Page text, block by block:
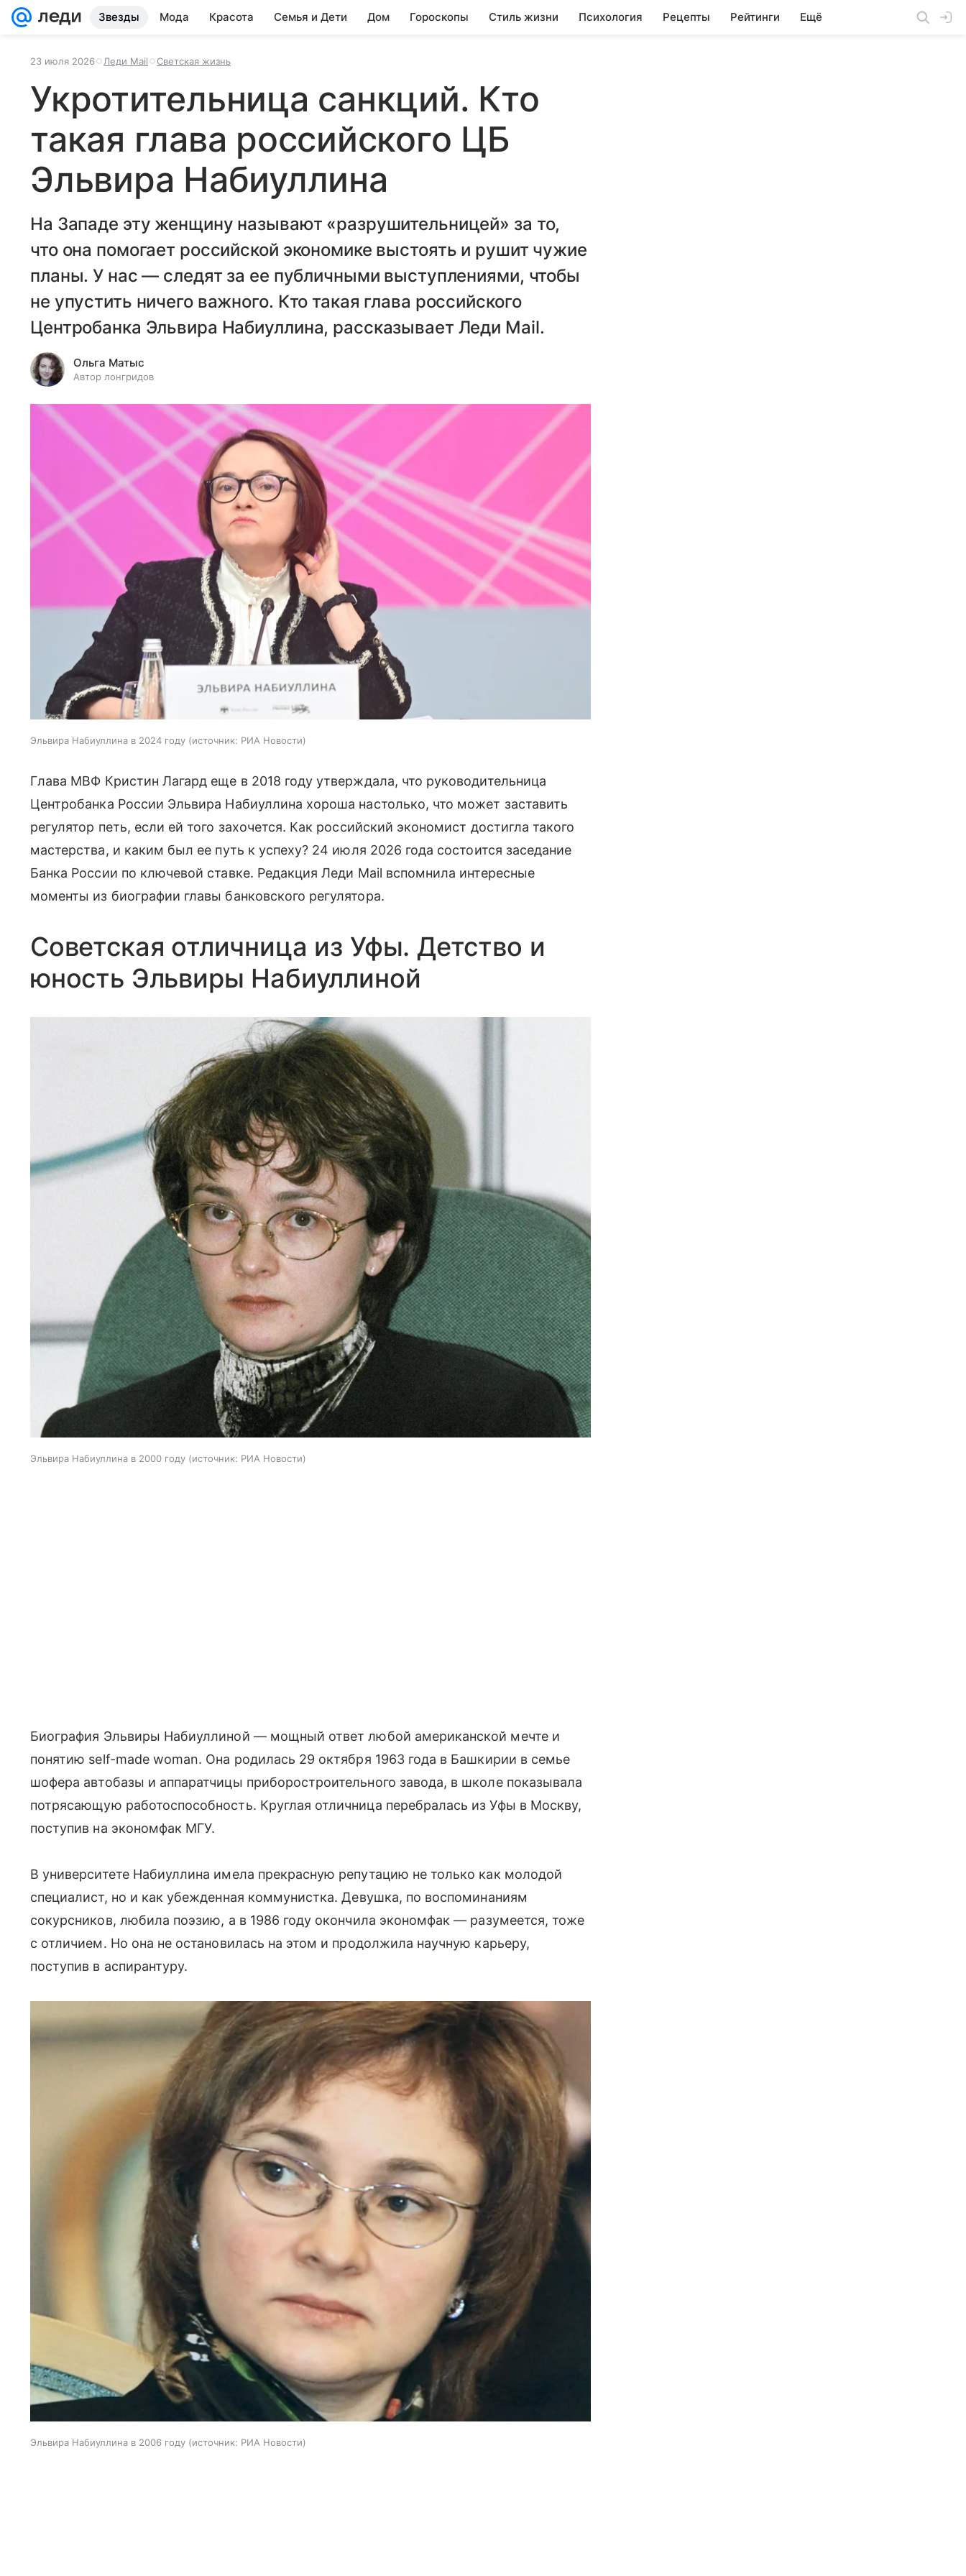
Звезды Мода Красота Семья и Дети Дом Гороскопы Стиль жизни Психология Рецепты Рейтинги Ещё
23 июля 2026 Леди Mail Светская жизнь
Укротительница санкций. Кто
такая глава российского ЦБ
Эльвира Набиуллина
На Западе эту женщину называют «разрушительницей» за то,
что она помогает российской экономике выстоять и рушит чужие
планы. У нас — следят за ее публичными выступлениями, чтобы
не упустить ничего важного. Кто такая глава российского
Центробанка Эльвира Набиуллина, рассказывает Леди Mail.
Ольга Матыс
Автор лонгридов
Эльвира Набиуллина в 2024 году источник: РИА Новости
Глава МВФ Кристин Лагард еще в 2018 году утверждала, что руководительница
Центробанка России Эльвира Набиуллина хороша настолько, что может заставить
регулятор петь, если ей того захочется. Как российский экономист достигла такого
мастерства, и каким был ее путь к успеху? 24 июля 2026 года состоится заседание
Банка России по ключевой ставке. Редакция Леди Mail вспомнила интересные
моменты из биографии главы банковского регулятора.
Советская отличница из Уфы. Детство и
юность Эльвиры Набиуллиной
Эльвира Набиуллина в 2000 году источник: РИА Новости
Биография Эльвиры Набиуллиной — мощный ответ любой американской мечте и
понятию self-made woman. Она родилась 29 октября 1963 года в Башкирии в семье
шофера автобазы и аппаратчицы приборостроительного завода, в школе показывала
потрясающую работоспособность. Круглая отличница перебралась из Уфы в Москву,
поступив на экономфак МГУ.
В университете Набиуллина имела прекрасную репутацию не только как молодой
специалист, но и как убежденная коммунистка. Девушка, по воспоминаниям
сокурсников, любила поэзию, а в 1986 году окончила экономфак — разумеется, тоже
с отличием. Но она не остановилась на этом и продолжила научную карьеру,
поступив в аспирантуру.
Эльвира Набиуллина в 2006 году источник: РИА Новости